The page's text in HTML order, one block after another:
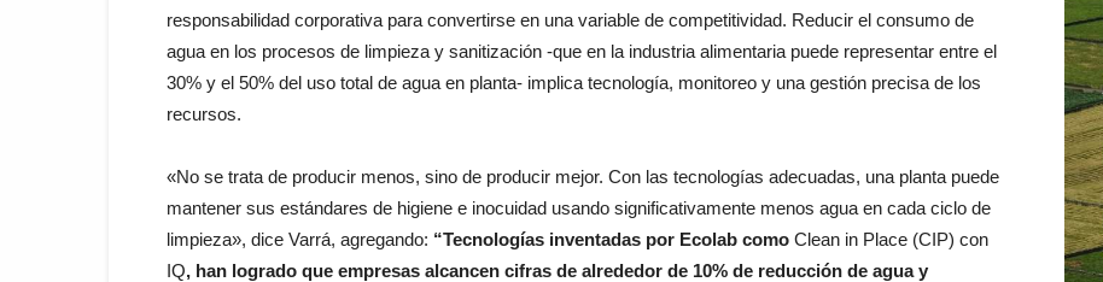
responsabilidad corporativa para convertirse en una variable de competitividad. Reducir el consumo de
agua en los procesos de limpieza y sanitización -que en la industria alimentaria puede representar entre el
30% y el 50% del uso total de agua en planta- implica tecnología, monitoreo y una gestión precisa de los
recursos.
«No se trata de producir menos, sino de producir mejor. Con las tecnologías adecuadas, una planta puede
mantener sus estándares de higiene e inocuidad usando significativamente menos agua en cada ciclo de
limpieza», dice Varrá, agregando: “Tecnologías inventadas por Ecolab como Clean in Place (CIP) con
IQ, han logrado que empresas alcancen cifras de alrededor de 10% de reducción de agua y